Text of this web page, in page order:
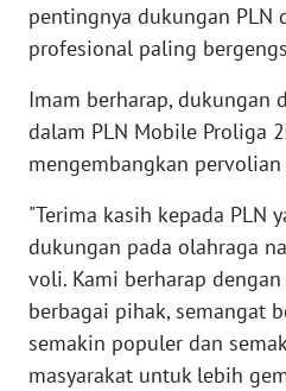
pentingnya dukungan PLN
profesional paling
Imam berharap, dukungan
dalam PLN Mobile Proliga
mengembangkan
"Terima kasih kepada PLN
dukungan pada olahraga
voli. Kami berharap
berbagai pihak, semangat
semakin populer dan
masyarakat untuk lebih
PAPUA
PAPUA
BARAT
WN
RIAU
WN
SERAMBI